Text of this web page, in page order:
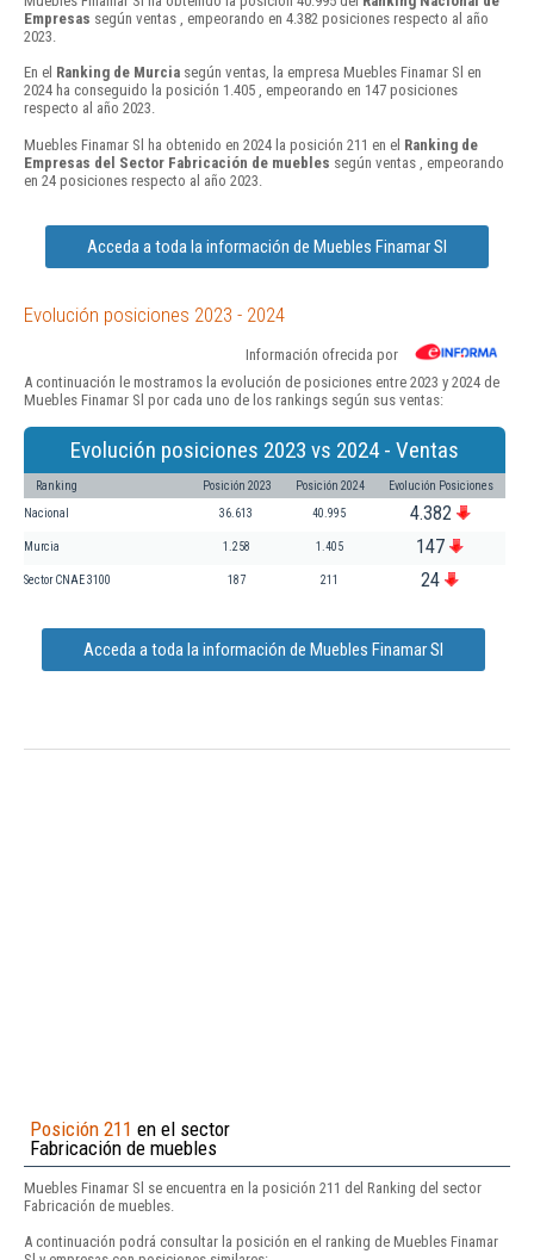
Empresas según ventas , empeorando en 4.382 posiciones respecto al año
2023.
En el Ranking de Murcia según ventas, la empresa Muebles Finamar Sl en
2024 ha conseguido la posición 1.405 , empeorando en 147 posiciones
respecto al año 2023.
Muebles Finamar Sl ha obtenido en 2024 la posición 211 en el Ranking de
Empresas del Sector Fabricación de muebles según ventas , empeorando
en 24 posiciones respecto al año 2023.
Acceda a toda la información de Muebles Finamar Sl
Evolución posiciones 2023 - 2024
Información ofrecida por
A continuación le mostramos la evolución de posiciones entre 2023 y 2024 de
Muebles Finamar Sl por cada uno de los rankings según sus ventas:
Evolución posiciones 2023 vs 2024 - Ventas
Ranking Posición 2023 Posición 2024 Evolución Posiciones
Nacional 36.613 40.995 4.382
Murcia 1.258 1.405 147
Sector CNAE 3100 187 211 24
Acceda a toda la información de Muebles Finamar Sl
Posición 211 en el sector
Fabricación de muebles
Muebles Finamar Sl se encuentra en la posición 211 del Ranking del sector
Fabricación de muebles.
A continuación podrá consultar la posición en el ranking de Muebles Finamar